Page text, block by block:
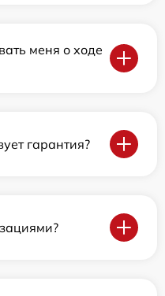
меня о ходе
гарантия?